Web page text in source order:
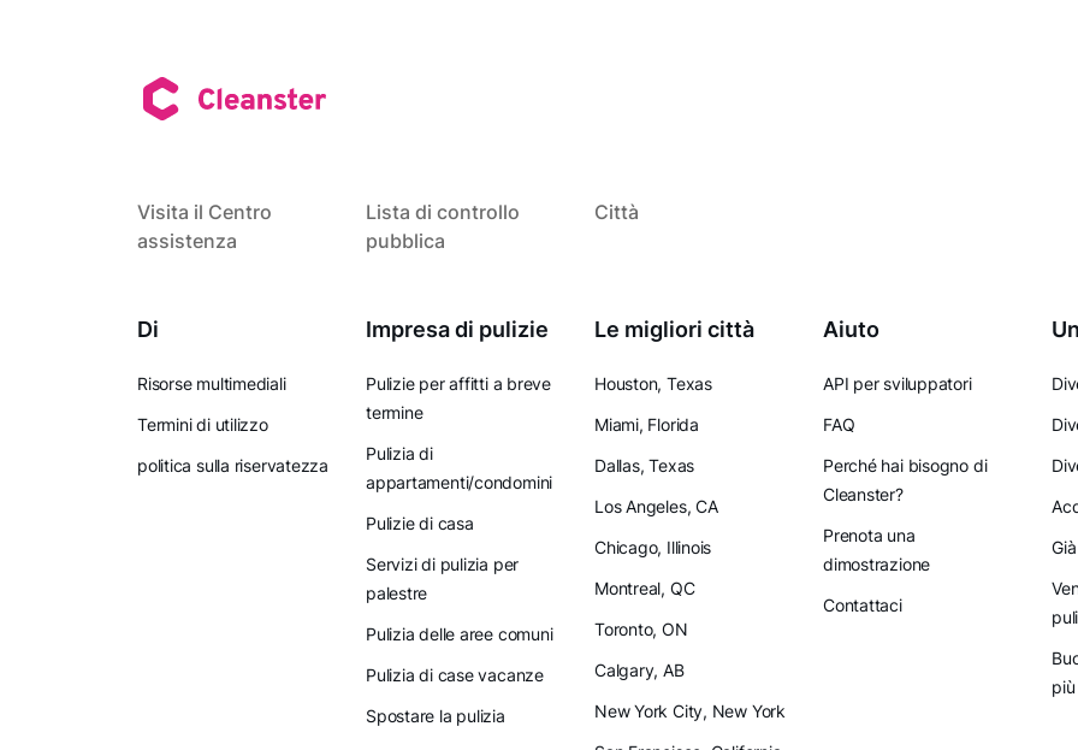
Visita il Centro
assistenza
Lista di controllo
pubblica
Città
Di
Risorse multimediali
Termini di utilizzo
politica sulla riservatezza
Impresa di pulizie
Pulizie per affitti a breve
termine
Pulizia di
appartamenti/condomini
Pulizie di casa
Servizi di pulizia per
palestre
Pulizia delle aree comuni
Pulizia di case vacanze
Spostare la pulizia
Le migliori città
Houston, Texas
Miami, Florida
Dallas, Texas
Los Angeles, CA
Chicago, Illinois
Montreal, QC
Toronto, ON
Calgary, AB
New York City, New York
Aiuto
API per sviluppatori
FAQ
Perché hai bisogno di
Cleanster?
Prenota una
dimostrazione
Contattaci